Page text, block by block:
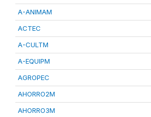
A-ANIMAM
ACTEC
A-CULTM
A-EQUIPM
AGROPEC
AHORRO2M
AHORRO3M